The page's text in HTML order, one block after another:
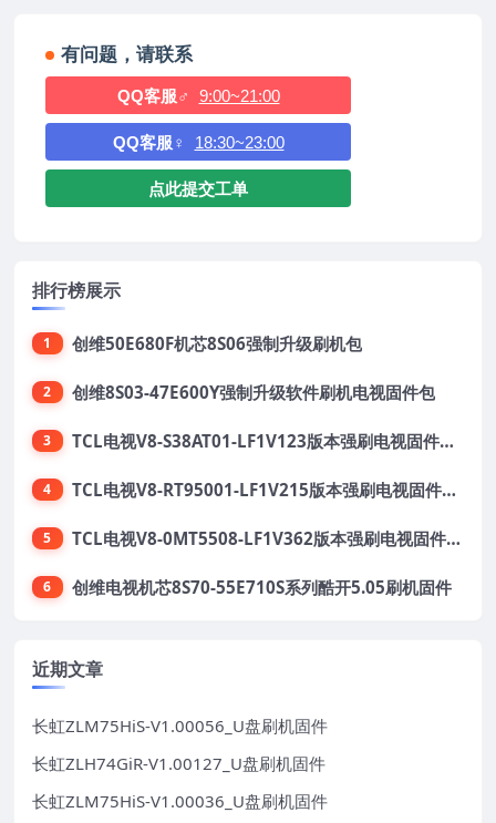
有问题，请联系
QQ客服♂ 9:00~21:00
QQ客服♀ 18:30~23:00
点此提交工单
排行榜展示
1 创维50E680F机芯8S06强制升级刷机包
2 创维8S03-47E600Y强制升级软件刷机电视固件包
3 TCL电视V8-S38AT01-LF1V123版本强刷电视固件包下载
4 TCL电视V8-RT95001-LF1V215版本强刷电视固件包下载
5 TCL电视V8-0MT5508-LF1V362版本强刷电视固件包下载
6 创维电视机芯8S70-55E710S系列酷开5.05刷机固件
近期文章
长虹ZLM75HiS-V1.00056_U盘刷机固件
长虹ZLH74GiR-V1.00127_U盘刷机固件
长虹ZLM75HiS-V1.00036_U盘刷机固件